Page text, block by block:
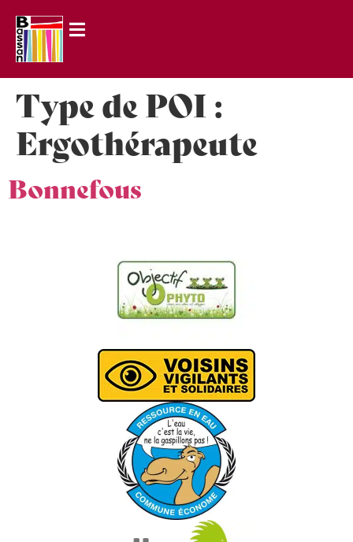
principal
Type de POI :
Ergothérapeute
Bonnefous